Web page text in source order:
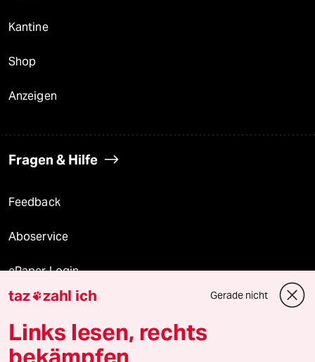
Kantine
Shop
Anzeigen
Fragen & Hilfe
Feedback
Aboservice
ePaper Login
Downloads für Abonnierende
taz zahl ich Gerade nicht
Links lesen, rechts